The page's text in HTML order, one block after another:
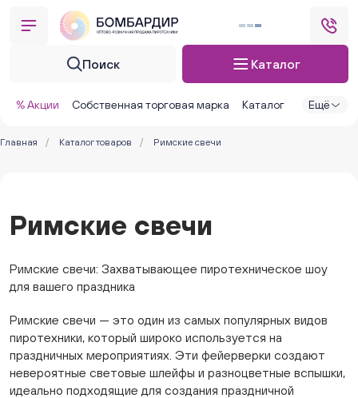
Поиск Каталог
% Акции Собственная торговая марка Каталог Ещё
Главная / Каталог товаров / Римские свечи
Римские свечи
Римские свечи: Захватывающее пиротехническое шоу
для вашего праздника
Римские свечи — это один из самых популярных видов
пиротехники, который широко используется на
праздничных мероприятиях. Эти фейерверки создают
невероятные световые шлейфы и разноцветные вспышки,
идеально подходящие для создания праздничной